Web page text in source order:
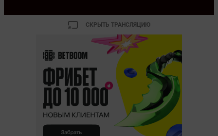
СКРЫТЬ ТРАНСЛЯЦИЮ